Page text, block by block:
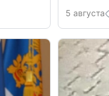
5 августа